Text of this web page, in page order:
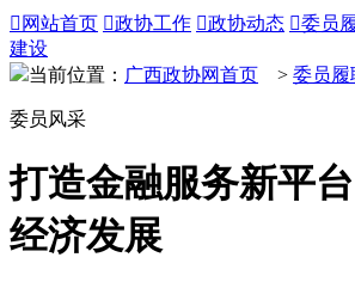
 网站首页 政协工作 政协动态 委员
建设
当前位置： 广西政协网首页 > 委员履
委员风采
打造金融服务新平
经济发展